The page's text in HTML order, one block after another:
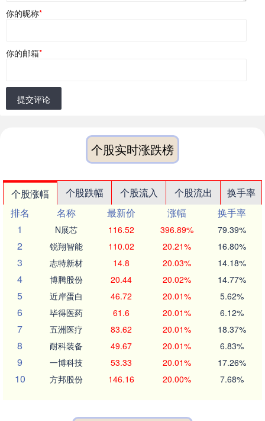
你的昵称*
你的邮箱*
提交评论
个股实时涨跌榜
个股涨幅 个股跌幅 个股流入 个股流出
换手率
排名
名称 最新价 涨幅
换手率
1
N展芯 116.52 396.89% 79.39%
2 锐翔智能 110.02 20.21% 16.80%
3 志特新材 14.8 20.03% 14.18%
4 博腾股份 20.44 20.02% 14.77%
5 近岸蛋白 46.72 20.01% 5.62%
6 毕得医药 61.6 20.01% 6.12%
7 五洲医疗 83.62 20.01% 18.37%
8 耐科装备 49.67 20.01% 6.83%
9 一博科技 53.33 20.01% 17.26%
10 方邦股份 146.16 20.00% 7.68%